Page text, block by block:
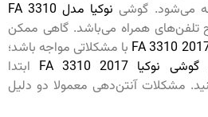
می‌‌شود. گوشی
نوکیا مدل FA 3310
تلفن‌های همراه می‌باشد. گاهی ممکن
با مشکلاتی مواجه باشد؛
گوشی نوکیا FA 3310 2017
ابتدا
مشکلات آنتن‌دهی معمولا دو دلیل